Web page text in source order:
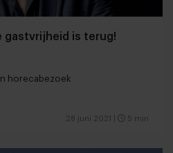
gastvrijheid is terug!
horecabezoek
28 juni 2021 5 min